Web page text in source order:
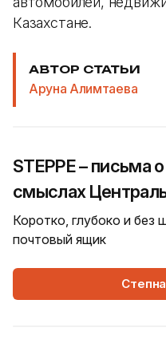
Казахстане.
АВТОР СТАТЬИ
Аруна Алимтаева
STEPPE – письма
смыслах
Коротко, глубоко и
почтовый ящик